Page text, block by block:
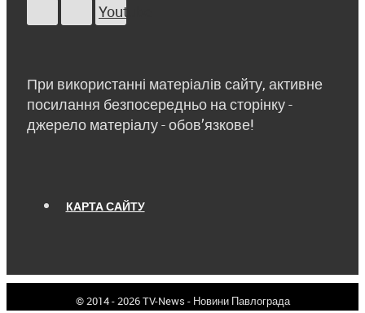
Youtube
При використанні матеріалів сайту, активне
посилання безпосередньо на сторінку -
джерело матеріалу - обов’язкове!
КАРТА САЙТУ
© 2014 - 2026 TV-News - Новини Павлограда